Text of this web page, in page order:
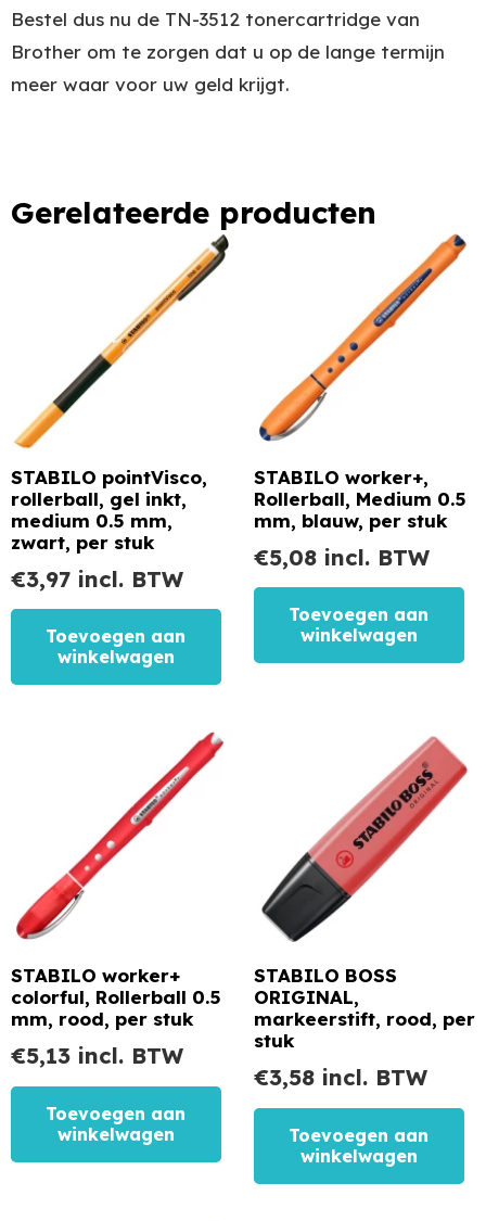
Bestel dus nu de TN-3512 tonercartridge van
Brother om te zorgen dat u op de lange termijn
meer waar voor uw geld krijgt.
Gerelateerde producten
STABILO pointVisco,
rollerball, gel inkt,
medium 0.5 mm,
zwart, per stuk
€3,97 incl. BTW
Toevoegen aan
winkelwagen
STABILO worker+,
Rollerball, Medium 0.5
mm, blauw, per stuk
€5,08 incl. BTW
Toevoegen aan
winkelwagen
STABILO worker+
colorful, Rollerball 0.5
mm, rood, per stuk
€5,13 incl. BTW
Toevoegen aan
winkelwagen
STABILO BOSS
ORIGINAL,
markeerstift, rood, per
stuk
€3,58 incl. BTW
Toevoegen aan
winkelwagen